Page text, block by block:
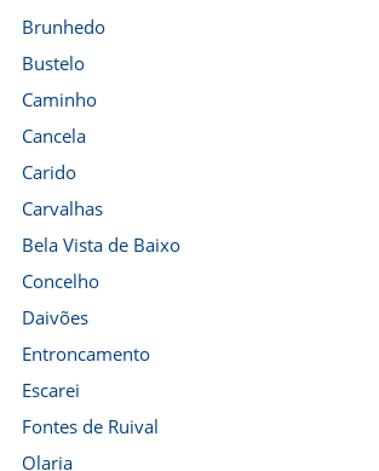
Brunhedo
Bustelo
Caminho
Cancela
Carido
Carvalhas
Bela Vista de Baixo
Concelho
Daivões
Entroncamento
Escarei
Fontes de Ruival
Olaria